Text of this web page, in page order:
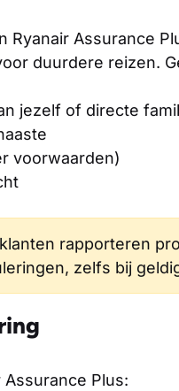
Ryanair Assurance
duurdere reizen.
jezelf of directe
voorwaarden)
rapporteren
zelfs bij
Plus: